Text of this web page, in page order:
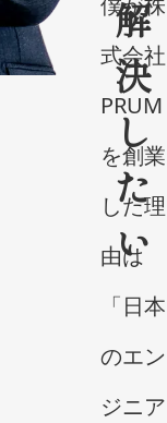
解
決
し
た
い
式会社
PRUM
を創業
した理
由は
「日本
のエン
ジニア